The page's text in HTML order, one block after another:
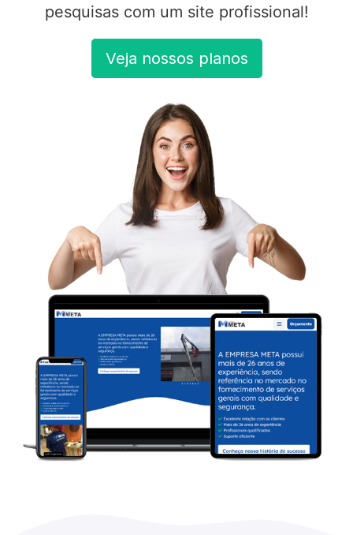
pesquisas com um site profissional!
Veja nossos planos